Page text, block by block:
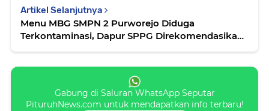
Artikel Selanjutnya
Menu MBG SMPN 2 Purworejo Diduga
Terkontaminasi, Dapur SPPG Direkomendasikan
Gabung di Saluran WhatsApp Seputar
PituruhNews.com untuk mendapatkan info terbaru!